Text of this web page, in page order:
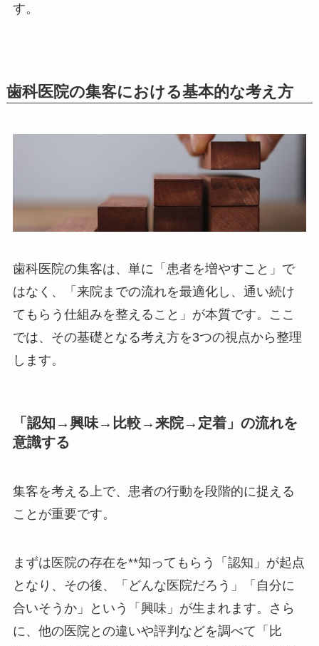
す。
歯科医院の集客における基本的な考え方
歯科医院の集客は、単に「患者を増やすこと」で
はなく、「来院までの流れを最適化し、通い続け
てもらう仕組みを整えること」が本質です。ここ
では、その基礎となる考え方を3つの視点から整理
します。
「認知→興味→比較→来院→定着」の流れを
意識する
集客を考える上で、患者の行動を段階的に捉える
ことが重要です。
まずは医院の存在を**知ってもらう「認知」が起点
となり、その後、「どんな医院だろう」「自分に
合いそうか」という「興味」が生まれます。さら
に、他の医院との違いや評判などを調べて「比